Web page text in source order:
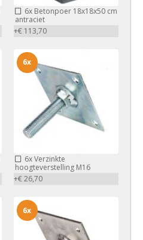
6xBetonpoer 18x18x50 cm
antraciet
+€ 113,70
6xVerzinkte
hoogteverstelling M16
+€ 26,70
6x
6x